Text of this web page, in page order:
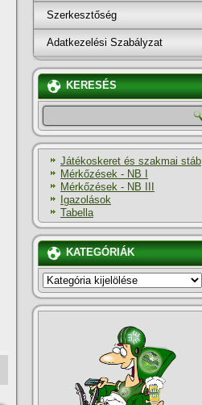
Szerkesztőség
Adatkezelési Szabályzat
KERESÉS
Játékoskeret és szakmai stáb
Mérkőzések - NB I
Mérkőzések - NB III
Igazolások
Tabella
KATEGÓRIÁK
KATEGÓRIÁK